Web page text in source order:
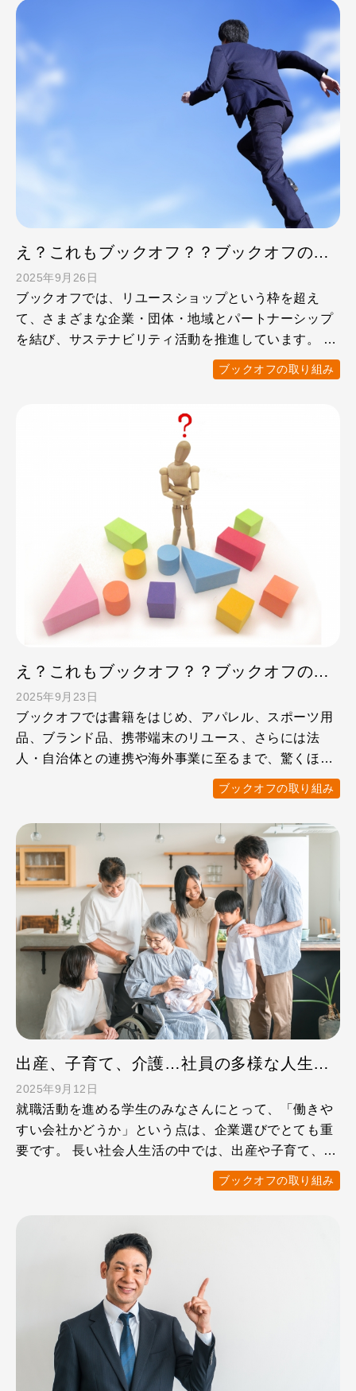
え？これもブックオフ？？ブックオフの多様なサービス・意外なサービス②チャレンジし続ける理由
2025年9月26日
ブックオフでは、リユースショップという枠を超え
て、さまざまな企業・団体・地域とパートナーシップ
を結び、サステナビリティ活動を推進しています。 教
ブックオフの取り組み
え？これもブックオフ？？ブックオフの多様なサービス・意外なサービス①全体像
2025年9月23日
ブックオフでは書籍をはじめ、アパレル、スポーツ用
品、ブランド品、携帯端末のリユース、さらには法
人・自治体との連携や海外事業に至るまで、驚くほど
ブックオフの取り組み
出産、子育て、介護…社員の多様な人生をサポートブックオフの福利厚生制度をチェック
2025年9月12日
就職活動を進める学生のみなさんにとって、「働きや
すい会社かどうか」という点は、企業選びでとても重
要です。 長い社会人生活の中では、出産や子育て、介
ブックオフの取り組み